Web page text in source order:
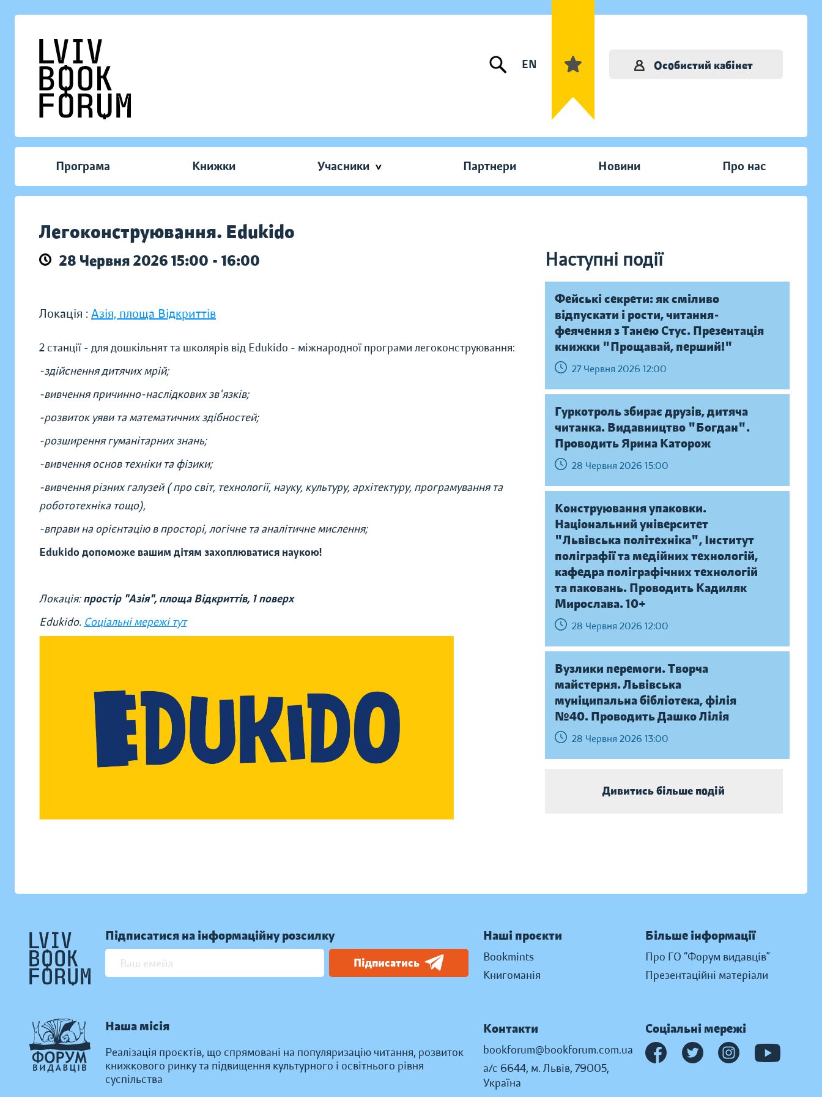
EN Особистий кабінет
Програма Книжки Учасники Партнери Новини Про нас
Легоконструювання. Edukido
28 Червня 2026 15:00 - 16:00 Наступні події
Локація : Азія, площа Відкриттів
2 станції - для дошкільнят та школярів від Edukido - міжнародної програми легоконструювання:
-здійснення дитячих мрій;
-вивчення причинно-наслідкових зв'язків;
-розвиток уяви та математичних здібностей;
-розширення гуманітарних знань;
-вивчення основ техніки та фізики;
-вивчення різних галузей ( про світ, технології, науку, культуру, архітектуру, програмування та
робототехніка тощо),
-вправи на орієнтацію в просторі, логічне та аналітичне мислення;
Edukido допоможе вашим дітям захоплюватися наукою!
Локація:простір "Азія", площа Відкриттів, 1 поверх
Edukido. Соціальні мережі тут
Фейські секрети: як сміливо
відпускати і рости, читання-
феячення з Танею Стус. Презентація
книжки "Прощавай, перший!"
27 Червня 2026 12:00
Гуркотроль збирає друзів, дитяча
читанка. Видавництво "Богдан".
Проводить Ярина Каторож
28 Червня 2026 15:00
Конструювання упаковки.
Національний університет
"Львівська політехніка", Інститут
поліграфії та медійних технологій,
кафедра поліграфічних технологій
та паковань. Проводить Кадиляк
Мирослава. 10+
28 Червня 2026 12:00
Вузлики перемоги. Творча
майстерня. Львівська
муніципальна бібліотека, філія
№40. Проводить Дашко Лілія
28 Червня 2026 13:00
Дивитись більше подій
Підписатися на інформаційну розсилку
Підписатись
Наша місія
Реалізація проєктів, що спрямовані на популяризацію читання, розвиток
книжкового ринку та підвищення культурного і освітнього рівня
суспільства
Наші проєкти
Bookmints
Книгоманія
Більше інформації
Про ГО “Форум видавців”
Презентаційні матеріали
Контакти
bookforum@bookforum.com.ua
а/с 6644, м. Львів, 79005,
Україна
Соціальні мережі